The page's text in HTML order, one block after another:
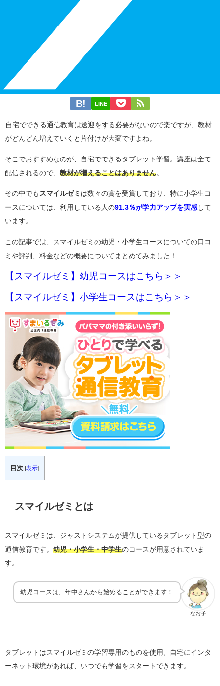
LINE
自宅でできる通信教育は送迎をする必要がないので楽ですが、教材
がどんどん増えていくと片付けが大変ですよね。
そこでおすすめなのが、自宅でできるタブレット学習。講座は全て
配信されるので、 教材が増えることはありません。
その中でも スマイルゼミ は数々の賞を受賞しており、特に小学生コ
ースについては、利用している人の91.3％が学力アップを実感 して
います。
この記事では、スマイルゼミの幼児・小学生コースについての口コ
ミや評判、料金などの概要についてまとめてみました！
【スマイルゼミ】幼児コースはこちら＞＞
【スマイルゼミ】小学生コースはこちら＞＞
目次 表示
スマイルゼミとは
スマイルゼミは、ジャストシステムが提供しているタブレット型の
通信教育です。 幼児・小学生・中学生のコースが用意されていま
す。
なお子
幼児コースは、年中さんから始めることができます！
タブレットはスマイルゼミの学習専用のものを使用。自宅にインタ
ーネット環境があれば、いつでも学習をスタートできます。